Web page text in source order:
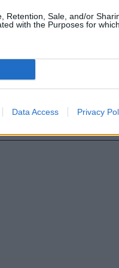
Retention, Sale, and/or
with the Purposes for
Data Access Privacy
più un piano
ha ottenuto di
e a Torino e si
Claudio Chiarle della
la produzione
un buon margine